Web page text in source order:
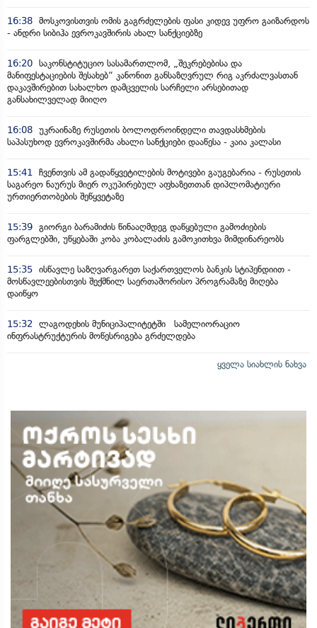
16:38 მოსკოვისთვის ომის გაგრძელების ფასი კიდევ უფრო გაიზარდოს
- ანდრი სიბიჰა ევროკავშირის ახალ სანქციებზე
16:20 საკონსტიტუციო სასამართლომ, „შეკრებებისა და
მანიფესტაციების შესახებ“ კანონით განსაზღვრულ რიგ აკრძალვასთან
დაკავშირებით სახალხო დამცველის სარჩელი არსებითად
განსახილველად მიიღო
16:08 უკრაინაზე რუსეთის ბოლოდროინდელი თავდასხმების
საპასუხოდ ევროკავშირმა ახალი სანქციები დააწესა - კაია კალასი
15:41
ჩვენთვის ამ გადაწყვეტილების მოტივები გაუგებარია - რუსეთის
საგარეო ნაურუს მიერ ოკუპირებულ აფხაზეთთან დიპლომატიური
ურთიერთობების შეწყვეტაზე
15:39 გიორგი ბარამიძის წინააღმდეგ დაწყებული გამოძიების
ფარგლებში, უწყებაში კობა კობალაძის გამოკითხვა მიმდინარეობს
15:35 ისწავლე საზღვარგარეთ საქართველოს ბანკის სტიპენდიით -
მოსწავლეებისთვის შექმნილ საერთაშორისო პროგრამაზე მიღება
დაიწყო
15:32
ლაგოდეხის მუნიციპალიტეტში სამელიორაციო
ინფრასტრუქტურის მოწესრიგება გრძელდება
ყველა სიახლის ნახვა